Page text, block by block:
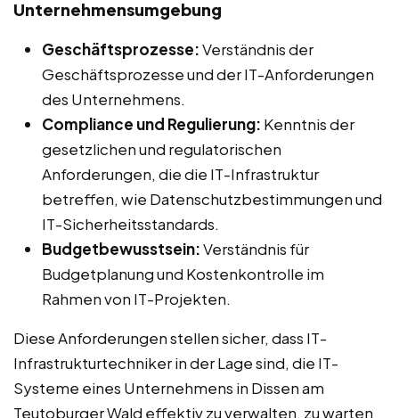
Unternehmensumgebung
Geschäftsprozesse:Verständnis der
Geschäftsprozesse und der IT-Anforderungen
des Unternehmens.
Compliance und Regulierung: Kenntnis der
gesetzlichen und regulatorischen
Anforderungen, die die IT-Infrastruktur
betreffen, wie Datenschutzbestimmungen und
IT-Sicherheitsstandards.
Budgetbewusstsein:Verständnis für
Budgetplanung und Kostenkontrolle im
Rahmen von IT-Projekten.
Diese Anforderungen stellen sicher, dass IT-
Infrastrukturtechniker in der Lage sind, die IT-
Systeme eines Unternehmens in Dissen am
Teutoburger Wald effektiv zu verwalten, zu warten